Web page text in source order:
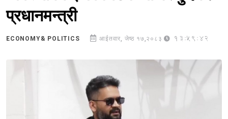
प्रधानमन्त्री
ECONOMY& POLITICS आईतवार, जेष्ठ १७,२०८३ 13:59:42